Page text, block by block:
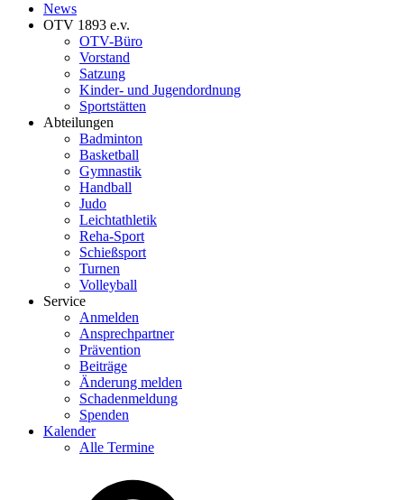
News
OTV 1893 e.v.
OTV-Büro
Vorstand
Satzung
Kinder- und Jugendordnung
Sportstätten
Abteilungen
Badminton
Basketball
Gymnastik
Handball
Judo
Leichtathletik
Reha-Sport
Schießsport
Turnen
Volleyball
Service
Anmelden
Ansprechpartner
Prävention
Beiträge
Änderung melden
Schadenmeldung
Spenden
Kalender
Alle Termine